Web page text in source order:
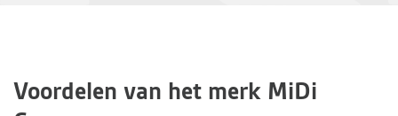
Voordelen van het merk MiDi